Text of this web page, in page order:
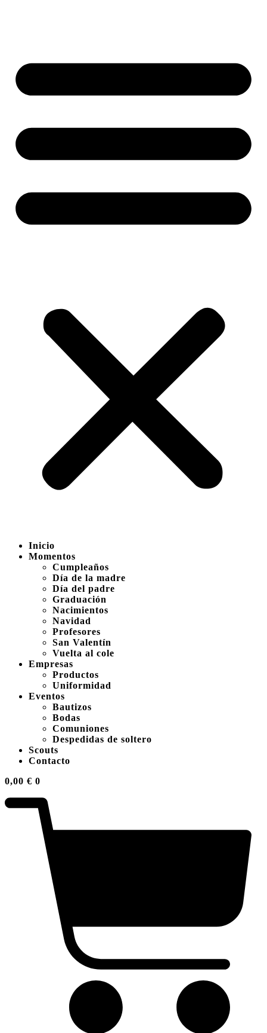
Inicio
Momentos
Cumpleaños
Día de la madre
Día del padre
Graduación
Nacimientos
Navidad
Profesores
San Valentín
Vuelta al cole
Empresas
Productos
Uniformidad
Eventos
Bautizos
Bodas
Comuniones
Despedidas de soltero
Scouts
Contacto
0,00 € 0